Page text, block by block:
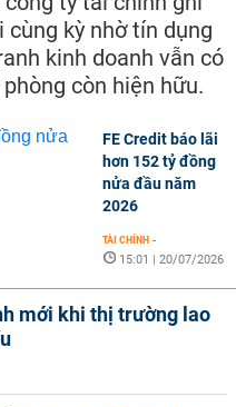
kỳ nhờ tín dụng
kinh doanh vẫn có
còn hiện hữu.
FE Credit báo lãi
hơn 152 tỷ đồng
nửa đầu năm
2026
TÀI CHÍNH -
15:01 | 20/07/2026
mới khi thị trường lao